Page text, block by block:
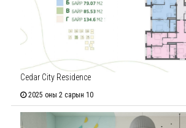
Cedar City Residence
2025 оны 2 сарын 10